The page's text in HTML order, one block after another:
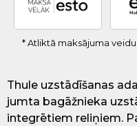
* Atliktā maksājuma
Thule uzstādīšanas
jumta bagāžnieka
integrētiem reliņiem.